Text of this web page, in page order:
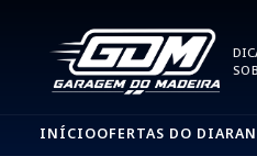
INÍCIOOFERTAS DO DIA